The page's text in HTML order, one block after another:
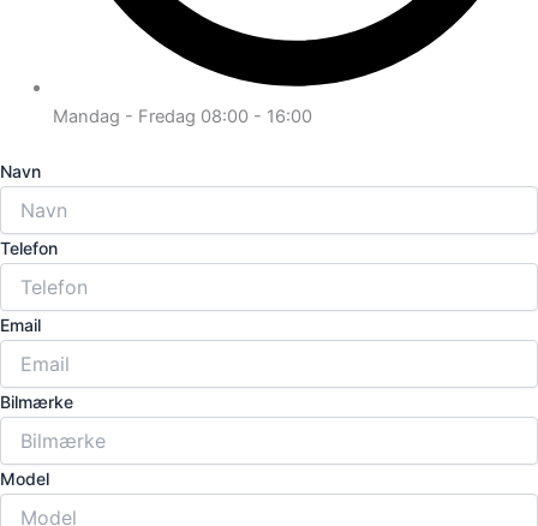
Mandag - Fredag 08:00 - 16:00
Navn
Telefon
Email
Bilmærke
Model